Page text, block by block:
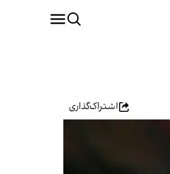
اشتراک‌گذاری